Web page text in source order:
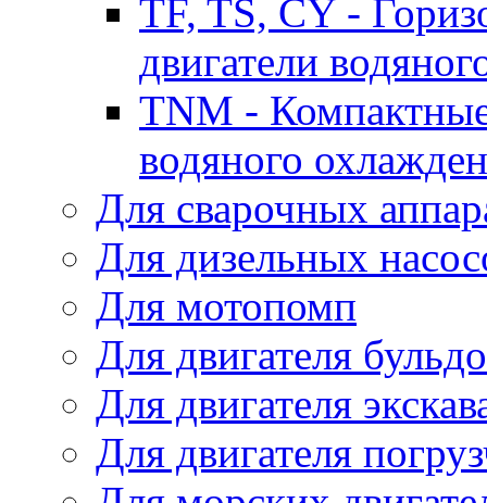
TF, TS, CY -
двигатели
TNM -
водяного
Для сварочных
Для дизельных
Для мотопомп
Для двигателя
Для двигателя
Для двигателя